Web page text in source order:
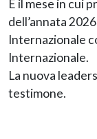
È il mese in cui
dell’annata
Internazionale
Internazionale.
La nuova
testimone.